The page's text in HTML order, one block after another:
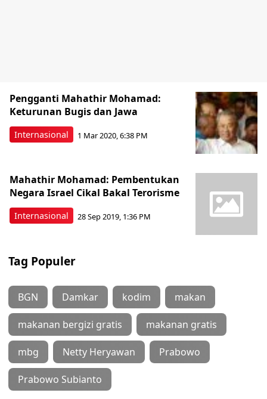
Internasional
Pengganti Mahathir Mohamad:
Keturunan Bugis dan Jawa
1 Mar 2020, 6:38 PM
Internasional
Mahathir Mohamad: Pembentukan
Negara Israel Cikal Bakal Terorisme
28 Sep 2019, 1:36 PM
Tag Populer
BGN Damkar kodim makan
makanan bergizi gratis makanan gratis
mbg Netty Heryawan Prabowo
Prabowo Subianto